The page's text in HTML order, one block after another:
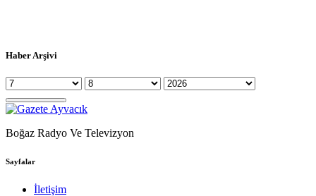
Haber Arşivi
Boğaz Radyo Ve Televizyon
Sayfalar
İletişim